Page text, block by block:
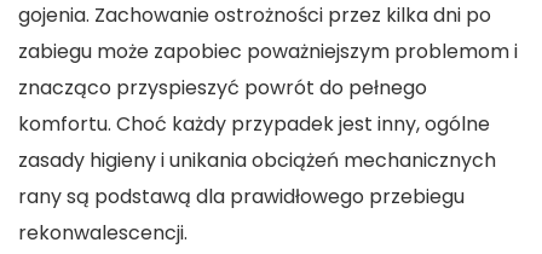
gojenia. Zachowanie ostrożności przez kilka dni po
zabiegu może zapobiec poważniejszym problemom i
znacząco przyspieszyć powrót do pełnego
komfortu. Choć każdy przypadek jest inny, ogólne
zasady higieny i unikania obciążeń mechanicznych
rany są podstawą dla prawidłowego przebiegu
rekonwalescencji.